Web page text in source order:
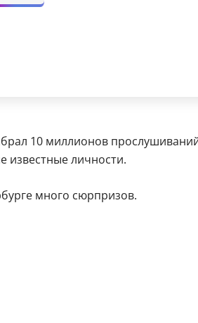
10 миллионов
известные личности.
много сюрпризов.